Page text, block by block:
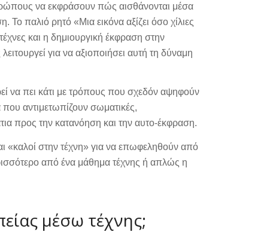
να εκφράσουν πώς αισθάνονται μέσα
παλιό ρητό «Μια εικόνα αξίζει όσο χίλιες
και η δημιουργική έκφραση στην
για να αξιοποιήσει αυτή τη δύναμη
να πει κάτι με τρόπους που σχεδόν αψηφούν
αντιμετωπίζουν σωματικές,
προς την κατανόηση και την αυτο-έκφραση.
«καλοί στην τέχνη» για να επωφεληθούν από
από ένα μάθημα τέχνης ή απλώς η
μέσω τέχνης;